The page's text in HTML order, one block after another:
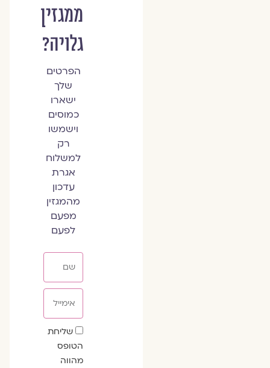
ממגזין
גלויה?
הפרטים
שלך
ישארו
כמוסים
וישמשו
רק
למשלוח
אגרת
עדכון
מהמגזין
מפעם
לפעם
שדה
הסכמה
שליחת
הטופס
מהווה